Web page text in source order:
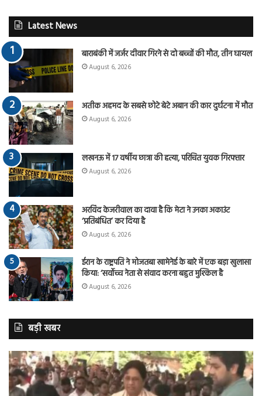
Latest News
बाराबंकी में जर्जर दीवार गिरने से दो बच्चों की मौत, तीन घायल
August 6, 2026
अतीक अहमद के सबसे छोटे बेटे अबान की कार दुर्घटना में मौत
August 6, 2026
लखनऊ में 17 वर्षीय छात्रा की हत्या, परिचित युवक गिरफ्तार
August 6, 2026
अरविंद केजरीवाल का दावा है कि मेटा ने उनका अकाउंट
‘प्रतिबंधित’ कर दिया है
August 6, 2026
ईरान के राष्ट्रपति ने मोजतबा खामेनेई के बारे में एक बड़ा खुलासा
किया: ‘सर्वोच्च नेता से संवाद करना बहुत मुश्किल है
August 6, 2026
बड़ी खबर